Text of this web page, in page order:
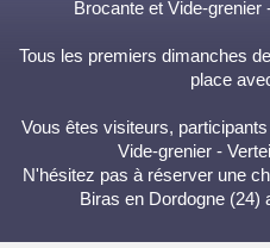
Brocante et Vide-grenier
Tous les premiers dimanches
place
Vous êtes visiteurs,
Vide-grenier -
N'hésitez pas à réserver une
Biras en Dordogne (24)